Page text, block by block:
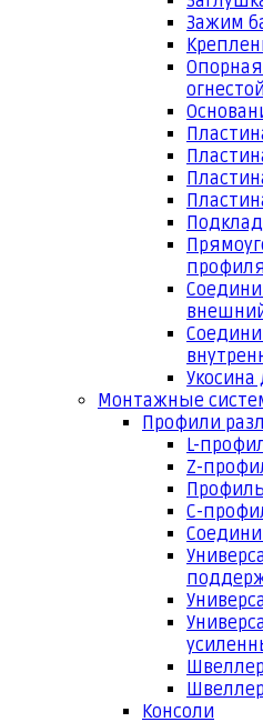
Зажим
профиля
Укосина
Монтажные
Профили
L-
Z-
С-
Швеллер
Консоли